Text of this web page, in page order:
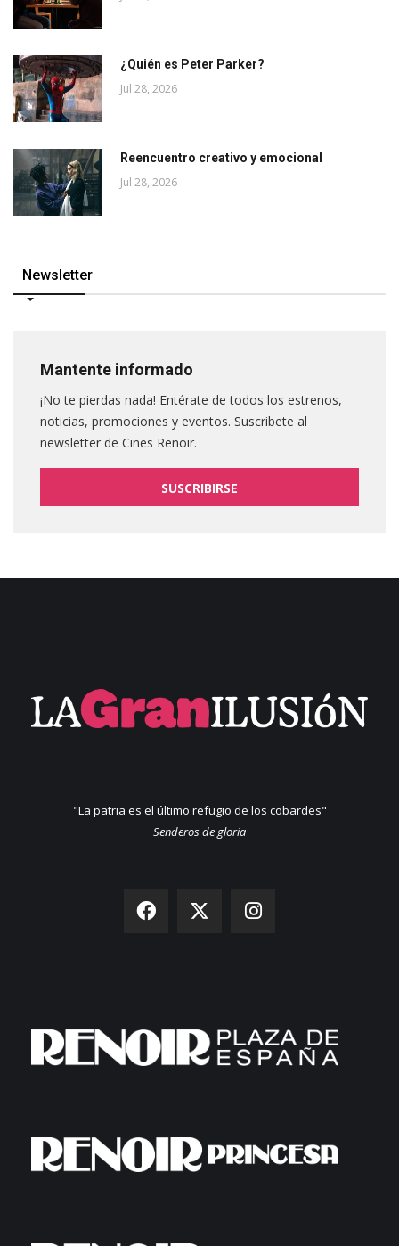
¿Quién es Peter Parker?
Jul 28, 2026
Reencuentro creativo y emocional
Jul 28, 2026
Newsletter
Mantente informado
¡No te pierdas nada! Entérate de todos los estrenos,
noticias, promociones y eventos. Suscribete al
newsletter de Cines Renoir.
SUSCRIBIRSE
"La patria es el último refugio de los cobardes"
Senderos de gloria